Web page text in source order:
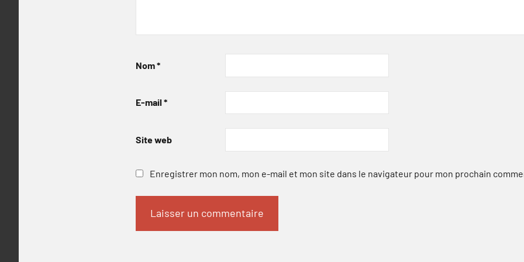
Nom*
E-mail *
Site web
Enregistrer mon nom, mon e-mail et mon site dans le navigateur pour mon prochain